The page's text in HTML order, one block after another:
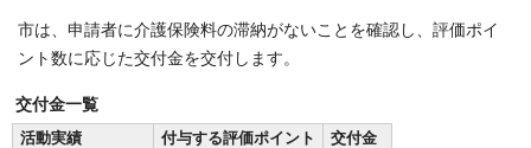
市は、申請者に介護保険料の滞納がないことを確認し、評価ポイ
ント数に応じた交付金を交付します。
交付金一覧
活動実績
付与する評価ポイント
交付金